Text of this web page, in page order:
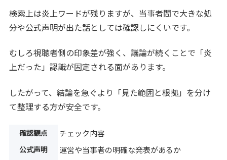
検索上は炎上ワードが残りますが、当事者間で大きな処
分や公式声明が出た話としては確認しにくいです。
むしろ視聴者側の印象差が強く、議論が続くことで「炎
上だった」認識が固定される面があります。
したがって、結論を急ぐより「見た範囲と根拠」を分け
て整理する方が安全です。
確認観点 チェック内容
公式声明 運営や当事者の明確な発表があるか